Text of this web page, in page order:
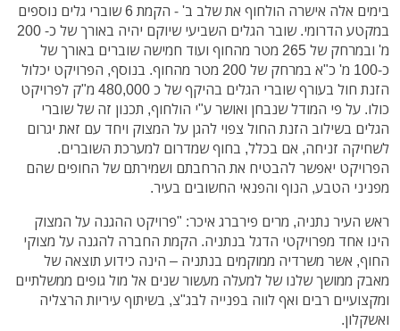
בימים אלה אישרה הולחוף את שלב ב' - הקמת 6 שוברי גלים נוספים
במקטע הדרומי. שובר הגלים השביעי שיוקם יהיה באורך של כ- 200
מ' ובמרחק של 265 מטר מהחוף ועוד חמישה שוברים באורך של
כ-100 מ' כ"א במרחק של 200 מטר מהחוף. בנוסף, הפרויקט יכלול
הזנת חול בעורף שוברי הגלים בהיקף של כ 480,000 מ"ק לפרויקט
כולו. על פי המודל שנבחן ואושר ע"י הולחוף, תכנון זה של שוברי
הגלים בשילוב הזנת החול צפוי להגן על המצוק ויחד עם זאת יגרום
לשחיקה זניחה, אם בכלל, בחוף שמדרום למערכת השוברים.
הפרויקט יאפשר להבטיח את הרחבתם ושמירתם של החופים שהם
מפניני הטבע, הנוף והפנאי החשובים בעיר.
ראש העיר נתניה, מרים פירברג איכר: "פרויקט ההגנה על המצוק
הינו אחד מפרויקטי הדגל בנתניה. הקמת החברה להגנה על מצוקי
החוף, אשר משרדיה ממוקמים בנתניה – הינה כידוע תוצאה של
מאבק ממושך שלנו של למעלה מעשור שנים אל מול גופים ממשלתיים
ומקצועיים רבים ואף לווה בפנייה לבג"צ, בשיתוף עיריות הרצליה
ואשקלון.